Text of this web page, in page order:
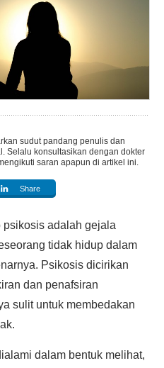
sudut pandang penulis dan
Selalu konsultasikan dengan dokter
saran apapun di artikel ini.
Share
psikosis adalah gejala
tidak hidup dalam
Psikosis dicirikan
dan penafsiran
sulit untuk membedakan
dalam bentuk melihat,